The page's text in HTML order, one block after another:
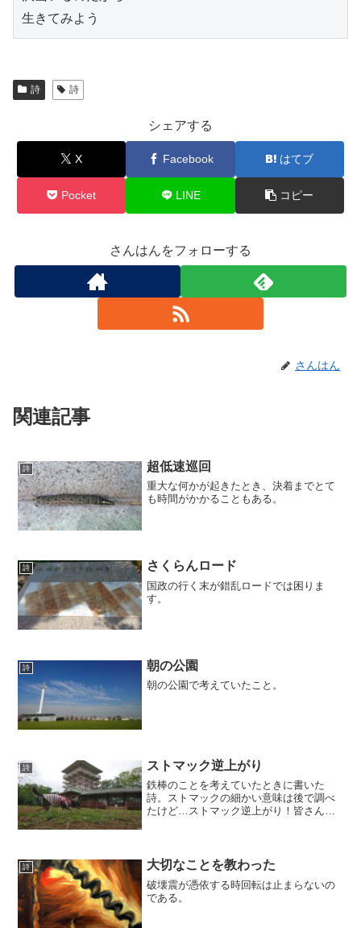
生きてみよう
詩 詩
シェアする
X Facebook はてブ
Pocket LINE コピー
さんはんをフォローする
さんはん
関連記事
詩 超低速巡回
重大な何かが起きたとき、決着までとて
も時間がかかることもある。
詩 さくらんロード
国政の行く末が錯乱ロードでは困りま
す。
詩 朝の公園
朝の公園で考えていたこと。
詩 ストマック逆上がり
鉄棒のことを考えていたときに書いた
詩。ストマックの細かい意味は後で調べ
たけど…ストマック逆上がり！皆さんは
詩 大切なことを教わった
破壊震が憑依する時回転は止まらないの
である。